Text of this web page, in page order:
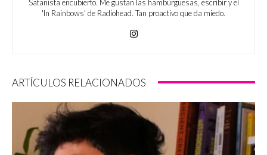
Satanista encubierto. Me gustan las hamburguesas, escribir y el
'In Rainbows' de Radiohead. Tan proactivo que da miedo.
ARTÍCULOS RELACIONADOS